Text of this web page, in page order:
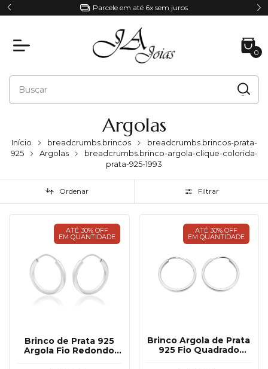
Parcele em até 6x sem juros
0
Argolas
Início breadcrumbs.brincos
breadcrumbs.brincos-prata-
925
Argolas
breadcrumbs.brinco-argola-clique-colorida-
prata-925-1993
Ordenar Filtrar
ATÉ 30% OFF
EM QUANTIDADE
Brinco de Prata 925
Argola Fio Redondo
ATÉ 30% OFF
EM QUANTIDADE
Brinco Argola de Prata
925 Fio Quadrado